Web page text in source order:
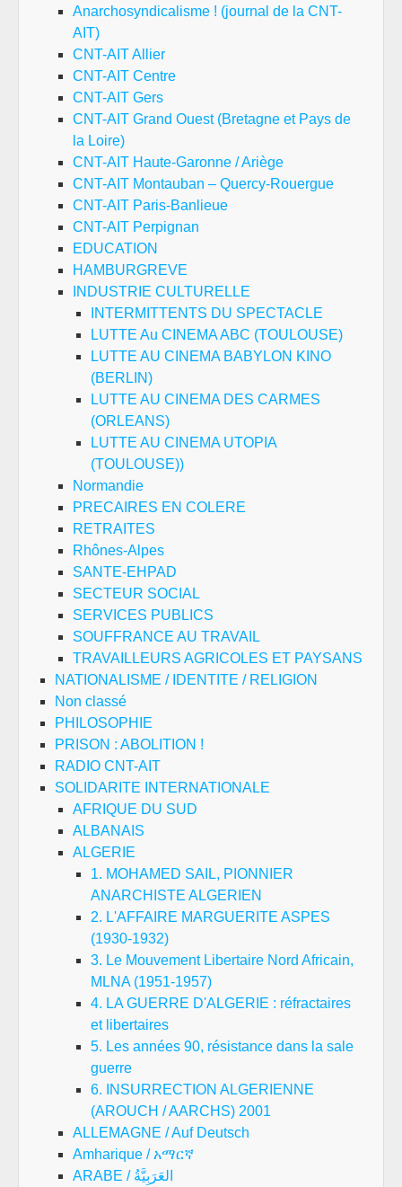
Anarchosyndicalisme ! (journal de la CNT-
AIT)
CNT-AIT Allier
CNT-AIT Centre
CNT-AIT Gers
CNT-AIT Grand Ouest (Bretagne et Pays de
la Loire)
CNT-AIT Haute-Garonne / Ariège
CNT-AIT Montauban – Quercy-Rouergue
CNT-AIT Paris-Banlieue
CNT-AIT Perpignan
EDUCATION
HAMBURGREVE
INDUSTRIE CULTURELLE
INTERMITTENTS DU SPECTACLE
LUTTE Au CINEMA ABC (TOULOUSE)
LUTTE AU CINEMA BABYLON KINO
(BERLIN)
LUTTE AU CINEMA DES CARMES
(ORLEANS)
LUTTE AU CINEMA UTOPIA
(TOULOUSE))
Normandie
PRECAIRES EN COLERE
RETRAITES
Rhônes-Alpes
SANTE-EHPAD
SECTEUR SOCIAL
SERVICES PUBLICS
SOUFFRANCE AU TRAVAIL
TRAVAILLEURS AGRICOLES ET PAYSANS
NATIONALISME / IDENTITE / RELIGION
Non classé
PHILOSOPHIE
PRISON : ABOLITION !
RADIO CNT-AIT
SOLIDARITE INTERNATIONALE
AFRIQUE DU SUD
ALBANAIS
ALGERIE
1. MOHAMED SAIL, PIONNIER
ANARCHISTE ALGERIEN
2. L'AFFAIRE MARGUERITE ASPES
(1930-1932)
3. Le Mouvement Libertaire Nord Africain,
MLNA (1951-1957)
4. LA GUERRE D'ALGERIE : réfractaires
et libertaires
5. Les années 90, résistance dans la sale
guerre
6. INSURRECTION ALGERIENNE
(AROUCH / AARCHS) 2001
ALLEMAGNE / Auf Deutsch
Amharique / አማርኛ
ARABE / العَرَبِيَّةُ